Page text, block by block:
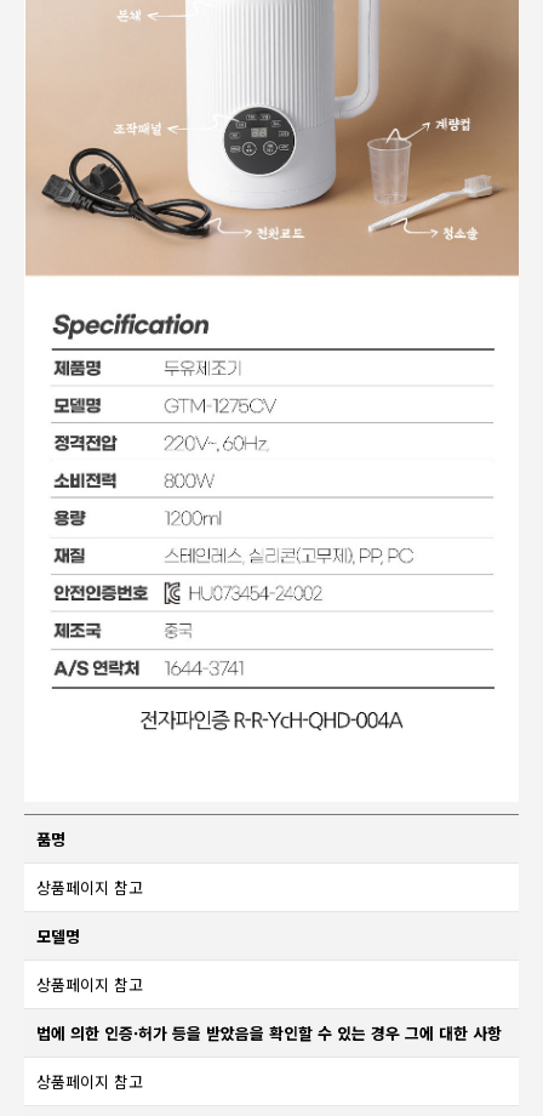
품명
상품페이지 참고
모델명
상품페이지 참고
법에 의한 인증·허가 등을 받았음을 확인할 수 있는 경우 그에 대한 사항
상품페이지 참고